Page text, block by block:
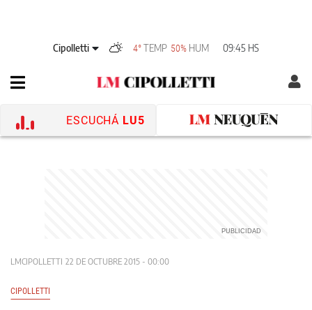
Cipolletti 4° TEMP 50% HUM 09:45 HS
ESCUCHÁ LU5
LMCIPOLLETTI 22 DE OCTUBRE 2015 - 00:00
CIPOLLETTI